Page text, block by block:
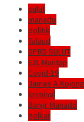
sulut
manado
politik
Talaud
DPRD SULUT
E2L-Mantap
Covid-19
James A
kriminal
Banjir Manado
golkar